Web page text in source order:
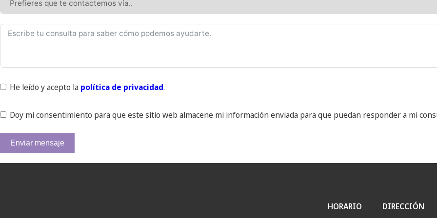
He leído y acepto la política de privacidad.
Doy mi consentimiento para que este sitio web almacene mi información enviada para que puedan responder a mi
Enviar mensaje
HORARIO DIRECCIÓN